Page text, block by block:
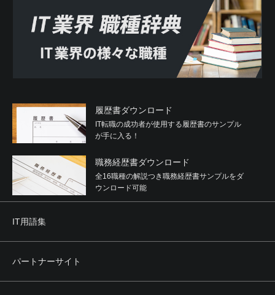
履歴書ダウンロード
IT転職の成功者が使用する履歴書のサンプル
が手に入る！
職務経歴書ダウンロード
全16職種の解説つき職務経歴書サンプルをダ
ウンロード可能
IT用語集
パートナーサイト